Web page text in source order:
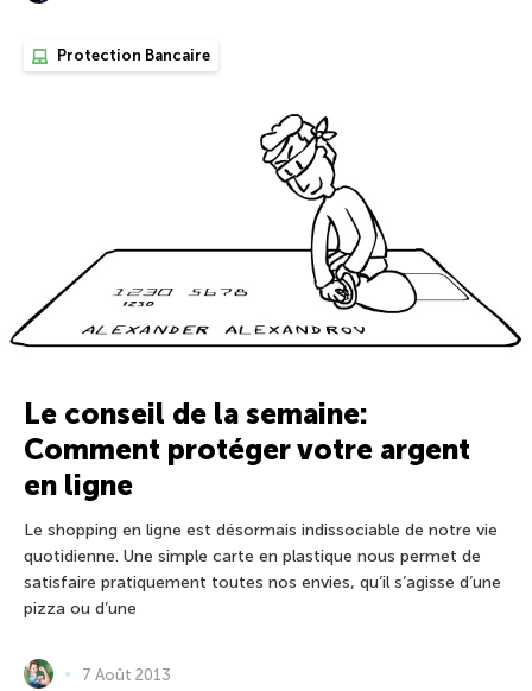
Protection Bancaire
Le conseil de la semaine:
Comment protéger votre argent
en ligne
Le shopping en ligne est désormais indissociable de notre vie
quotidienne. Une simple carte en plastique nous permet de
satisfaire pratiquement toutes nos envies, qu’il s’agisse d’une
pizza ou d’une
7 Août 2013